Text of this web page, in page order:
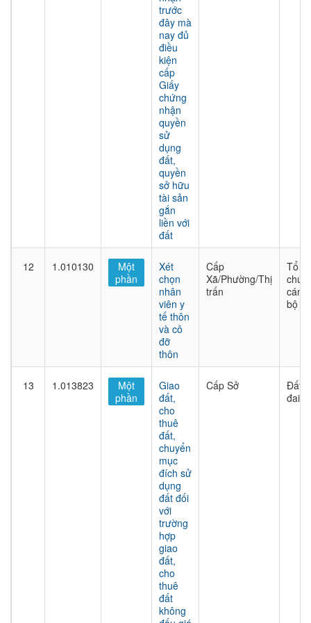
trước
đây mà
nay đủ
điều
kiện
cấp
Giấy
chứng
nhận
quyền
sử
dụng
đất,
quyền
sở hữu
tài sản
gắn
liền với
đất
12 1.010130
Một
phần
Xét
chọn
nhân
viên y
tế thôn
và cô
đỡ
thôn
Cấp
Xã/Phường/Thị
trấn
Tổ
chức
cán
bộ
13 1.013823
Một
phần
Giao
đất,
cho
thuê
đất,
chuyển
mục
đích sử
dụng
đất đối
với
trường
hợp
giao
đất,
cho
thuê
đất
không
Cấp Sở
Đất
đai